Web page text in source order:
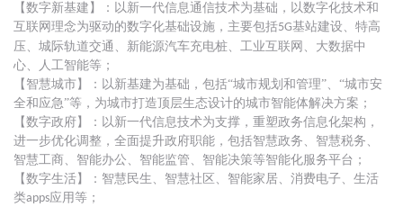
【数字新基建】：以新一代信息通信技术为基础，以数字化技术和
互联网理念为驱动的数字化基础设施，主要包括5G基站建设、特高
压、城际轨道交通、新能源汽车充电桩、工业互联网、大数据中
心、人工智能等；
【智慧城市】：以新基建为基础，包括“城市规划和管理”、“城市安
全和应急”等，为城市打造顶层生态设计的城市智能体解决方案；
【数字政府】：以新一代信息技术为支撑，重塑政务信息化架构，
进一步优化调整，全面提升政府职能，包括智慧政务、智慧税务、
智慧工商、智能办公、智能监管、智能决策等智能化服务平台；
【数字生活】：智慧民生、智慧社区、智能家居、消费电子、生活
类apps应用等；